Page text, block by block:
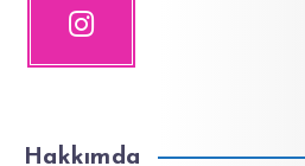
Hakkımda